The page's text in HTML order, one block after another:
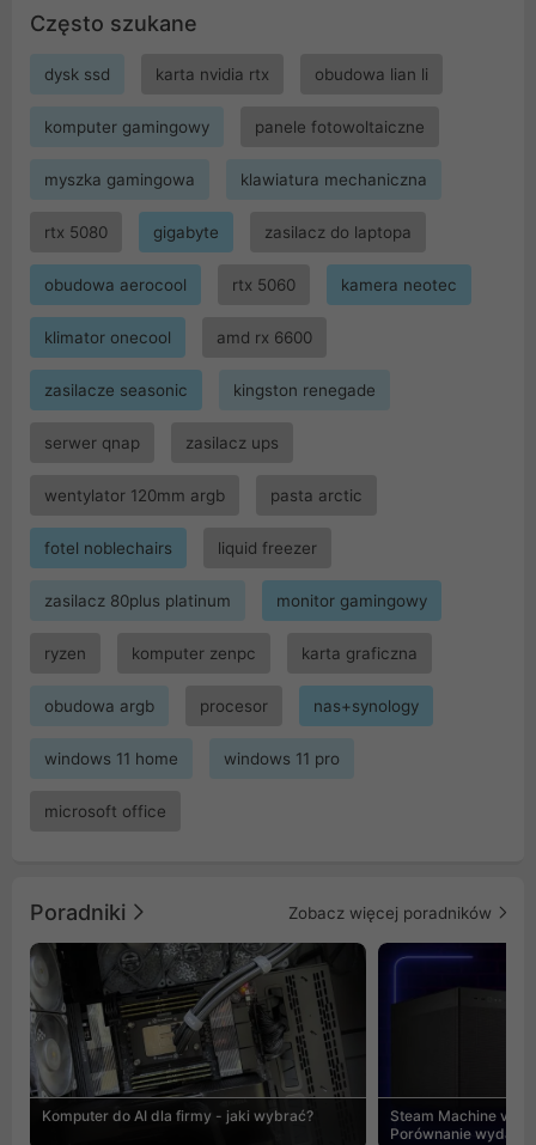
Często szukane
dysk ssd karta nvidia rtx obudowa lian li
komputer gamingowy panele fotowoltaiczne
myszka gamingowa klawiatura mechaniczna
rtx 5080 gigabyte zasilacz do laptopa
obudowa aerocool rtx 5060 kamera neotec
klimator onecool amd rx 6600
zasilacze seasonic kingston renegade
serwer qnap zasilacz ups
wentylator 120mm argb pasta arctic
fotel noblechairs liquid freezer
zasilacz 80plus platinum monitor gamingowy
ryzen komputer zenpc karta graficzna
obudowa argb procesor nas+synology
windows 11 home windows 11 pro
microsoft office
Poradniki Zobacz więcej poradników
Komputer do AI dla firmy - jaki wybrać?
Steam Machine vs
Porównanie